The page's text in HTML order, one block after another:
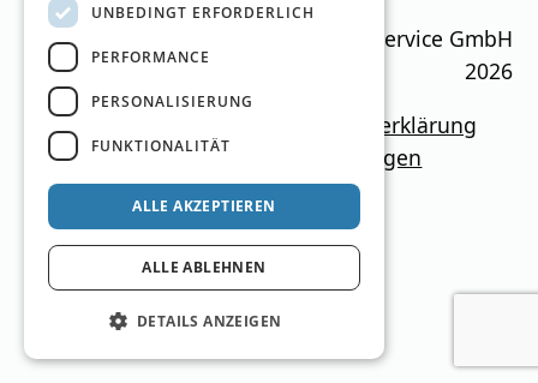
Ski Guide Austria © MN Anzeigenservice GmbH
2026
Impressum
Datenschutzerklärung
NewsletterKontaktCookie-Einstellungen
UNBEDINGT ERFORDERLICH
PERFORMANCE
PERSONALISIERUNG
FUNKTIONALITÄT
ALLE AKZEPTIEREN
ALLE ABLEHNEN
DETAILS ANZEIGEN